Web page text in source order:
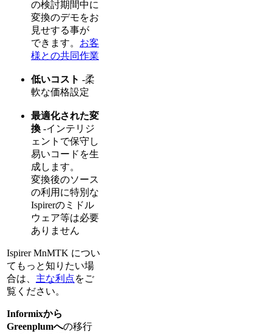
の検討期間中に
変換のデモをお
見せする事が
できます。 お客
様との共同作業
低いコスト -柔
軟な価格設定
最適化された変
換 -インテリジ
ェントで保守し
易いコードを生
成します。
変換後のソース
の利用に特別な
Ispirerのミドル
ウェア等は必要
ありません
Ispirer MnMTK につい
てもっと知りたい場
合は、 主な利点をご
覧ください。
Informixから
Greenplumへの移行